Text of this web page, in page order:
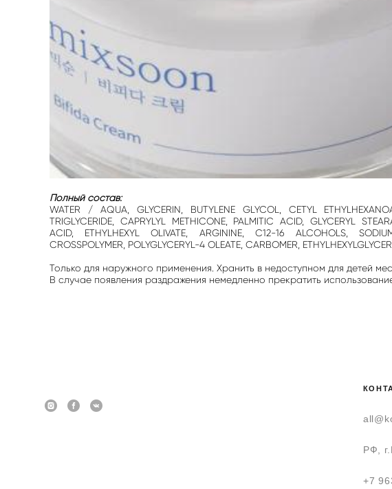
Полный состав:
WATER / AQUA, GLYCERIN, BUTYLENE GLYCOL, CETYL
TRIGLYCERIDE, CAPRYLYL METHICONE, PALMITIC ACID, GLYCERYL
ACID, ETHYLHEXYL OLIVATE, ARGININE, C12-16 ALCOHOLS,
CROSSPOLYMER, POLYGLYCERYL-4 OLEATE, CARBOMER,
Только для наружного применения. Хранить в недоступном для детей
В случае появления раздражения немедленно прекратить
РФ,
+7